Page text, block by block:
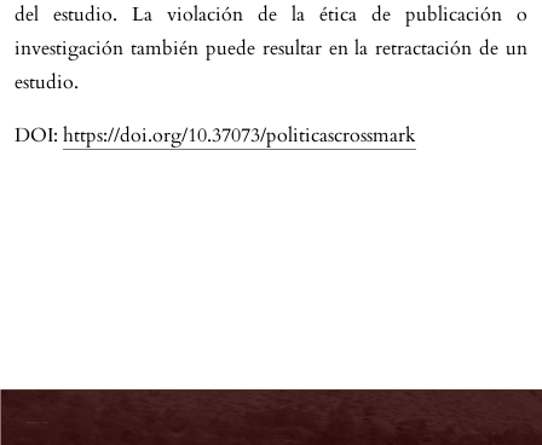
del estudio. La violación de la ética de publicación o
investigación también puede resultar en la retractación de un
estudio.
DOI: https://doi.org/10.37073/politicascrossmark